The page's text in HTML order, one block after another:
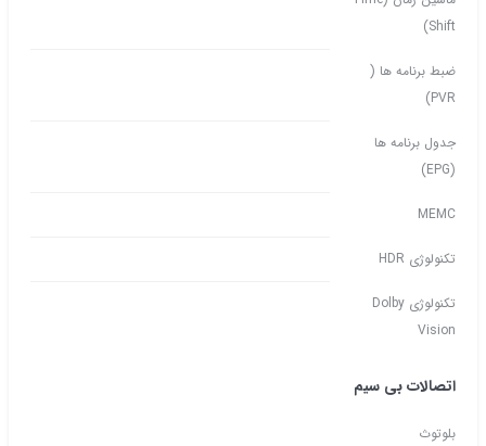
Shift)
ضبط برنامه ها (
PVR)
جدول برنامه ها
(EPG)
MEMC
تکنولوژی HDR
تکنولوژی Dolby
Vision
اتصالات بی سیم
بلوتوث